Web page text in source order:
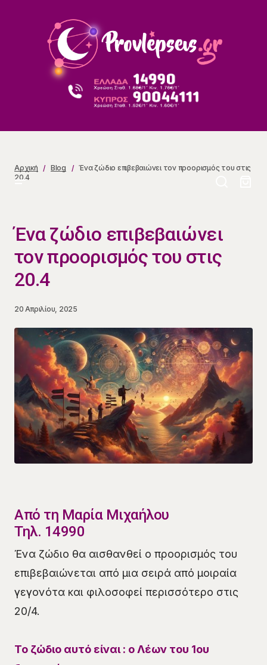
Αρχική Blog
Ένα ζώδιο επιβεβαιώνει τον προορισμός του στις
20.4
Ένα ζώδιο επιβεβαιώνει
τον προορισμός του στις
20.4
20 Απριλίου, 2025
​Από τη Μαρία Μιχαήλου
Τηλ. 14990
Ένα ζώδιο θα αισθανθεί ο προορισμός του
επιβεβαιώνεται από μια σειρά από μοιραία
γεγονότα και φιλοσοφεί περισσότερο στις
20/4.
Το ζώδιο αυτό είναι : ο Λέων του 1ου